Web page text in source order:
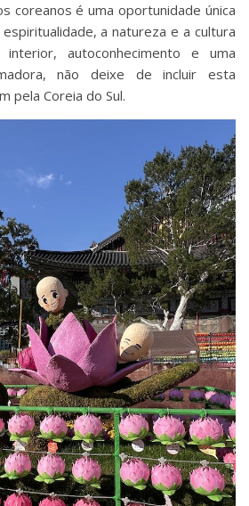
coreanos é uma oportunidade única
a natureza e a cultura
autoconhecimento e uma
não deixe de incluir esta
pela Coreia do Sul.